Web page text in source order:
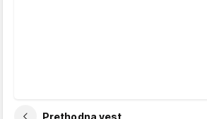
Prethodna vest